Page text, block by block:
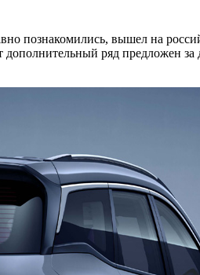
познакомились, вышел на
ряд предложен